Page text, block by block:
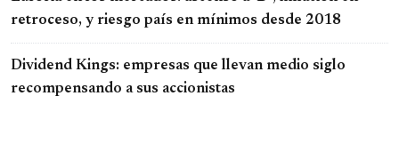
retroceso, y riesgo país en mínimos desde 2018
Dividend Kings: empresas que llevan medio siglo
recompensando a sus accionistas